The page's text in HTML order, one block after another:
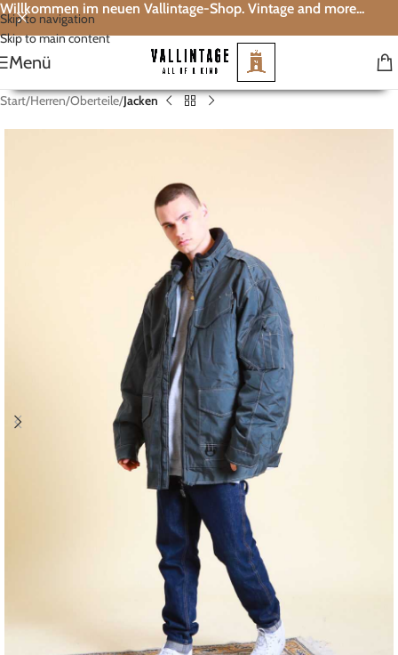
Skip to navigation
Skip to main content
Willkommen im neuen Vallintage-Shop. Vintage and more...
Menü
Start Herren Oberteile Jacken